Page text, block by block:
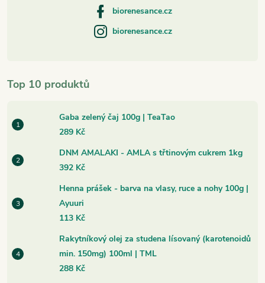
Top 10 produktů
Gaba zelený čaj 100g | TeaTao
289 Kč
DNM AMALAKI - AMLA s třtinovým cukrem 1kg
392 Kč
Henna prášek - barva na vlasy, ruce a nohy 100g |
Ayuuri
113 Kč
Rakytníkový olej za studena lísovaný (karotenoidů
min. 150mg) 100ml | TML
288 Kč
biorenesance.cz
biorenesance.cz